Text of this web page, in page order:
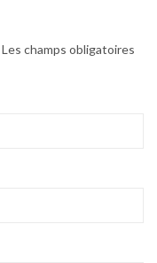
Les champs obligatoires